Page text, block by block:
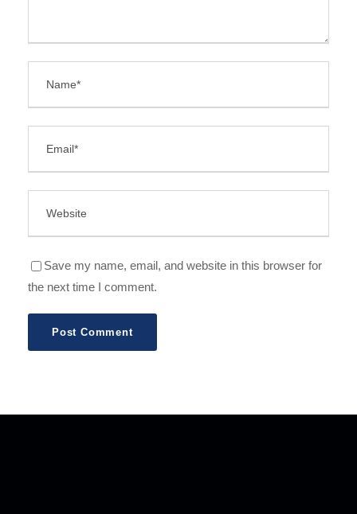
Save my name, email, and website in this browser for
the next time I comment.